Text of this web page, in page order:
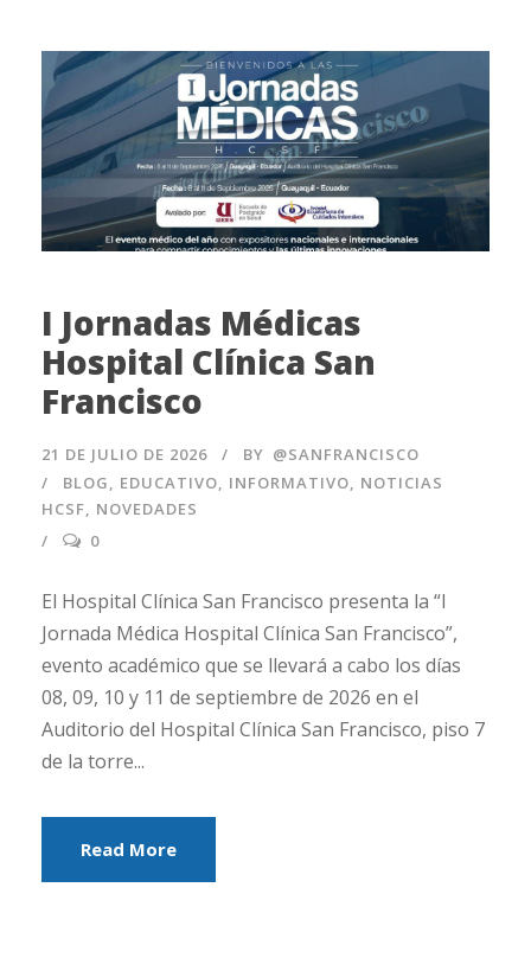
I Jornadas Médicas
Hospital Clínica San
Francisco
21 DE JULIO DE 2026 BY @SANFRANCISCO
BLOG
EDUCATIVO INFORMATIVO
NOTICIAS
HCSF
NOVEDADES
0
El Hospital Clínica San Francisco presenta la “I
Jornada Médica Hospital Clínica San Francisco”,
evento académico que se llevará a cabo los días
08, 09, 10 y 11 de septiembre de 2026 en el
Auditorio del Hospital Clínica San Francisco, piso 7
de la torre...
Read More